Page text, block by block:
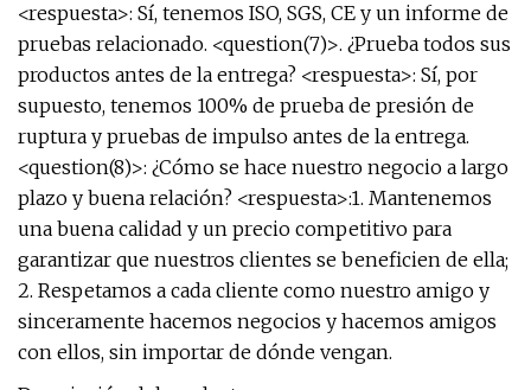
<respuesta>: Sí, tenemos ISO, SGS, CE y un informe de
pruebas relacionado. <question(7)>. ¿Prueba todos sus
productos antes de la entrega? <respuesta>: Sí, por
supuesto, tenemos 100% de prueba de presión de
ruptura y pruebas de impulso antes de la entrega.
<question(8)>: ¿Cómo se hace nuestro negocio a largo
plazo y buena relación? <respuesta>:1. Mantenemos
una buena calidad y un precio competitivo para
garantizar que nuestros clientes se beneficien de ella;
2. Respetamos a cada cliente como nuestro amigo y
sinceramente hacemos negocios y hacemos amigos
con ellos, sin importar de dónde vengan.